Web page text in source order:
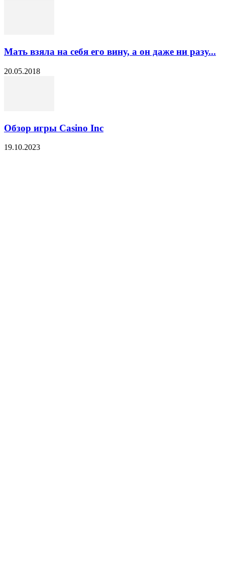
Мать взяла на себя его вину, а он даже ни разу...
20.05.2018
Обзор игры Casino Inc
19.10.2023